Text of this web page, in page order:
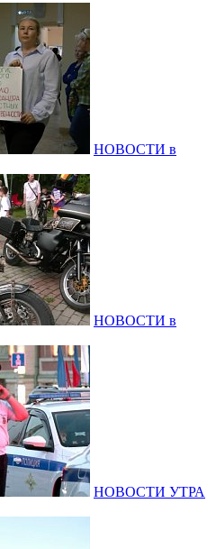
НОВОСТИ в
НОВОСТИ в
НОВОСТИ УТРА